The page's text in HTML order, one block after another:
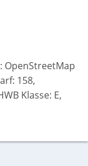
OpenStreetMap
158,
Klasse: E,